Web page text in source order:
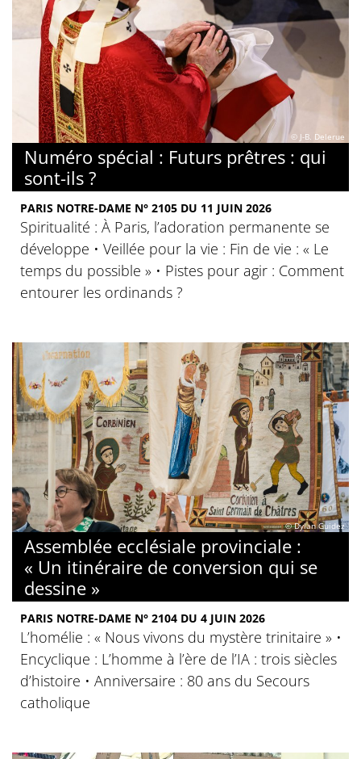
© J-B. Delerue
Numéro spécial : Futurs prêtres : qui
sont-ils ?
PARIS NOTRE-DAME N° 2105 DU 11 JUIN 2026
Spiritualité : À Paris, l’adoration permanente se
développe • Veillée pour la vie : Fin de vie : « Le
temps du possible » • Pistes pour agir : Comment
entourer les ordinands ?
© Dylan Guidez
Assemblée ecclésiale provinciale :
« Un itinéraire de conversion qui se
dessine »
PARIS NOTRE-DAME N° 2104 DU 4 JUIN 2026
L’homélie : « Nous vivons du mystère trinitaire » •
Encyclique : L’homme à l’ère de l’IA : trois siècles
d’histoire • Anniversaire : 80 ans du Secours
catholique